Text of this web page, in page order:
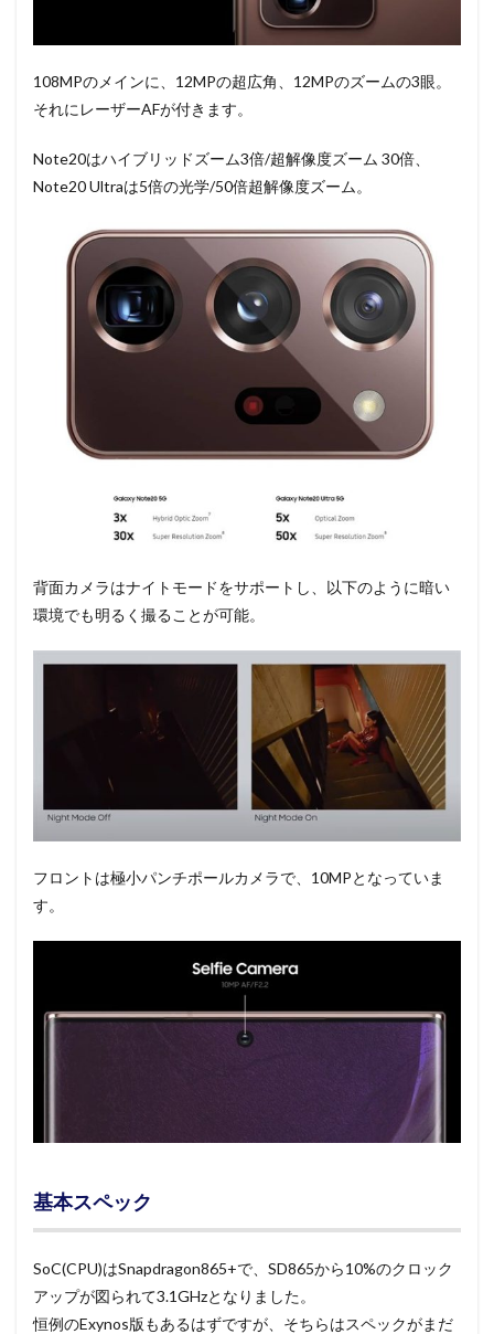
108MPのメインに、12MPの超広角、12MPのズームの3眼。
それにレーザーAFが付きます。
Note20はハイブリッドズーム3倍/超解像度ズーム 30倍、
Note20 Ultraは5倍の光学/50倍超解像度ズーム。
背面カメラはナイトモードをサポートし、以下のように暗い
環境でも明るく撮ることが可能。
フロントは極小パンチポールカメラで、10MPとなっていま
す。
基本スペック
SoC(CPU)はSnapdragon865+で、SD865から10%のクロック
アップが図られて3.1GHzとなりました。
恒例のExynos版もあるはずですが、そちらはスペックがまだ